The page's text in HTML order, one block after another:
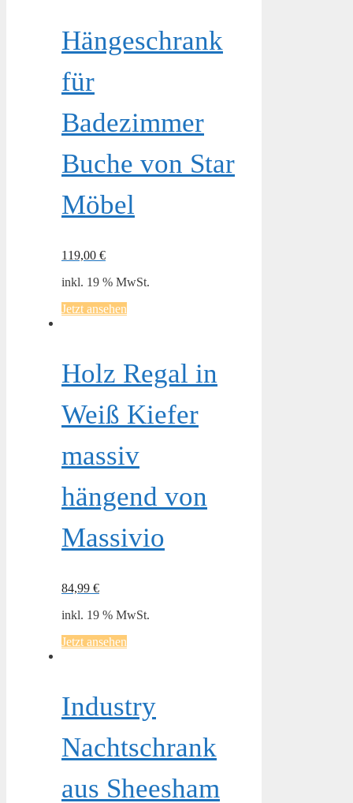
Hängeschrank
für
Badezimmer
Buche von Star
Möbel
119,00 €
inkl. 19 % MwSt.
Jetzt ansehen
Holz Regal in
Weiß Kiefer
massiv
hängend von
Massivio
84,99 €
inkl. 19 % MwSt.
Jetzt ansehen
Industry
Nachtschrank
aus Sheesham